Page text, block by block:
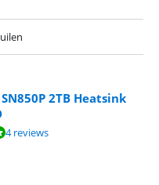
2TB Heatsink
op 4 reviews.
4 reviews